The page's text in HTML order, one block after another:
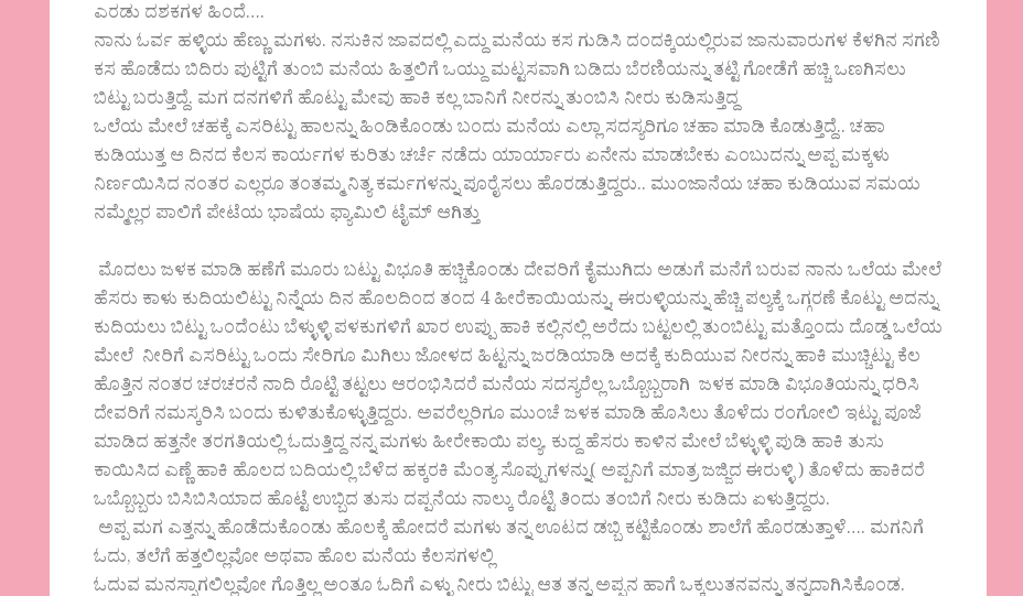
ಎರಡು ದಶಕಗಳ ಹಿಂದೆ….
ನಾನು ಓರ್ವ ಹಳ್ಳಿಯ ಹೆಣ್ಣು ಮಗಳು. ನಸುಕಿನ ಜಾವದಲ್ಲಿ ಎದ್ದು ಮನೆಯ ಕಸ ಗುಡಿಸಿ ದಂದಕ್ಕಿಯಲ್ಲಿರುವ ಜಾನುವಾರುಗಳ ಕೆಳಗಿನ ಸಗಣಿ
ಕಸ ಹೊಡೆದು ಬಿದಿರು ಪುಟ್ಟಿಗೆ ತುಂಬಿ ಮನೆಯ ಹಿತ್ತಲಿಗೆ ಒಯ್ದು ಮಟ್ಟಸವಾಗಿ ಬಡಿದು ಬೆರಣಿಯನ್ನು ತಟ್ಟಿ ಗೋಡೆಗೆ ಹಚ್ಚಿ ಒಣಗಿಸಲು
ಬಿಟ್ಟು ಬರುತ್ತಿದ್ದೆ. ಮಗ ದನಗಳಿಗೆ ಹೊಟ್ಟು ಮೇವು ಹಾಕಿ ಕಲ್ಲ ಬಾನಿಗೆ ನೀರನ್ನು ತುಂಬಿಸಿ ನೀರು ಕುಡಿಸುತ್ತಿದ್ದ
ಒಲೆಯ ಮೇಲೆ ಚಹಕ್ಕೆ ಎಸರಿಟ್ಟು ಹಾಲನ್ನು ಹಿಂಡಿಕೊಂಡು ಬಂದು ಮನೆಯ ಎಲ್ಲಾ ಸದಸ್ಯರಿಗೂ ಚಹಾ ಮಾಡಿ ಕೊಡುತ್ತಿದ್ದೆ.. ಚಹಾ
ಕುಡಿಯುತ್ತ ಆ ದಿನದ ಕೆಲಸ ಕಾರ್ಯಗಳ ಕುರಿತು ಚರ್ಚೆ ನಡೆದು ಯಾರ್ಯಾರು ಏನೇನು ಮಾಡಬೇಕು ಎಂಬುದನ್ನು ಅಪ್ಪ ಮಕ್ಕಳು
ನಿರ್ಣಯಿಸಿದ ನಂತರ ಎಲ್ಲರೂ ತಂತಮ್ಮ ನಿತ್ಯ ಕರ್ಮಗಳನ್ನು ಪೂರೈಸಲು ಹೊರಡುತ್ತಿದ್ದರು.. ಮುಂಜಾನೆಯ ಚಹಾ ಕುಡಿಯುವ ಸಮಯ
ನಮ್ಮೆಲ್ಲರ ಪಾಲಿಗೆ ಪೇಟೆಯ ಭಾಷೆಯ ಫ್ಯಾಮಿಲಿ ಟೈಮ್ ಆಗಿತ್ತು
ಮೊದಲು ಜಳಕ ಮಾಡಿ ಹಣೆಗೆ ಮೂರು ಬಟ್ಟು ವಿಭೂತಿ ಹಚ್ಚಿಕೊಂಡು ದೇವರಿಗೆ ಕೈಮುಗಿದು ಅಡುಗೆ ಮನೆಗೆ ಬರುವ ನಾನು ಒಲೆಯ ಮೇಲೆ
ಹೆಸರು ಕಾಳು ಕುದಿಯಲಿಟ್ಟು ನಿನ್ನೆಯ ದಿನ ಹೊಲದಿಂದ ತಂದ 4 ಹೀರೆಕಾಯಿಯನ್ನು, ಈರುಳ್ಳಿಯನ್ನು ಹೆಚ್ಚಿ ಪಲ್ಯಕ್ಕೆ ಒಗ್ಗರಣೆ ಕೊಟ್ಟು ಅದನ್ನು
ಕುದಿಯಲು ಬಿಟ್ಟು ಒಂದೆಂಟು ಬೆಳ್ಳುಳ್ಳಿ ಪಳಕುಗಳಿಗೆ ಖಾರ ಉಪ್ಪು ಹಾಕಿ ಕಲ್ಲಿನಲ್ಲಿ ಅರೆದು ಬಟ್ಟಲಲ್ಲಿ ತುಂಬಿಟ್ಟು ಮತ್ತೊಂದು ದೊಡ್ಡ ಒಲೆಯ
ಮೇಲೆ ನೀರಿಗೆ ಎಸರಿಟ್ಟು ಒಂದು ಸೇರಿಗೂ ಮಿಗಿಲು ಜೋಳದ ಹಿಟ್ಟನ್ನು ಜರಡಿಯಾಡಿ ಅದಕ್ಕೆ ಕುದಿಯುವ ನೀರನ್ನು ಹಾಕಿ ಮುಚ್ಚಿಟ್ಟು ಕೆಲ
ಹೊತ್ತಿನ ನಂತರ ಚರಚರನೆ ನಾದಿ ರೊಟ್ಟಿ ತಟ್ಟಲು ಆರಂಭಿಸಿದರೆ ಮನೆಯ ಸದಸ್ಯರೆಲ್ಲ ಒಬ್ಬೊಬ್ಬರಾಗಿ ಜಳಕ ಮಾಡಿ ವಿಭೂತಿಯನ್ನು ಧರಿಸಿ
ದೇವರಿಗೆ ನಮಸ್ಕರಿಸಿ ಬಂದು ಕುಳಿತುಕೊಳ್ಳುತ್ತಿದ್ದರು. ಅವರೆಲ್ಲರಿಗೂ ಮುಂಚೆ ಜಳಕ ಮಾಡಿ ಹೊಸಿಲು ತೊಳೆದು ರಂಗೋಲಿ ಇಟ್ಟು ಪೂಜೆ
ಮಾಡಿದ ಹತ್ತನೇ ತರಗತಿಯಲ್ಲಿ ಓದುತ್ತಿದ್ದ ನನ್ನ ಮಗಳು ಹೀರೇಕಾಯಿ ಪಲ್ಯ, ಕುದ್ದ ಹೆಸರು ಕಾಳಿನ ಮೇಲೆ ಬೆಳ್ಳುಳ್ಳಿ ಪುಡಿ ಹಾಕಿ ತುಸು
ಕಾಯಿಸಿದ ಎಣ್ಣೆ ಹಾಕಿ ಹೊಲದ ಬದಿಯಲ್ಲಿ ಬೆಳೆದ ಹಕ್ಕರಕಿ ಮೆಂತ್ಯ ಸೊಪ್ಪುಗಳನ್ನು( ಅಪ್ಪನಿಗೆ ಮಾತ್ರ ಜಜ್ಜಿದ ಈರುಳ್ಳಿ ) ತೊಳೆದು ಹಾಕಿದರೆ
ಒಬ್ಬೊಬ್ಬರು ಬಿಸಿಬಿಸಿಯಾದ ಹೊಟ್ಟೆ ಉಬ್ಬಿದ ತುಸು ದಪ್ಪನೆಯ ನಾಲ್ಕು ರೊಟ್ಟಿ ತಿಂದು ತಂಬಿಗೆ ನೀರು ಕುಡಿದು ಏಳುತ್ತಿದ್ದರು.
ಅಪ್ಪ ಮಗ ಎತ್ತನ್ನು ಹೊಡೆದುಕೊಂಡು ಹೊಲಕ್ಕೆ ಹೋದರೆ ಮಗಳು ತನ್ನ ಊಟದ ಡಬ್ಬಿ ಕಟ್ಟಿಕೊಂಡು ಶಾಲೆಗೆ ಹೊರಡುತ್ತಾಳೆ…. ಮಗನಿಗೆ
ಓದು, ತಲೆಗೆ ಹತ್ತಲಿಲ್ಲವೋ ಅಥವಾ ಹೊಲ ಮನೆಯ ಕೆಲಸಗಳಲ್ಲಿ
ಓದುವ ಮನಸ್ಸಾಗಲಿಲ್ಲವೋ ಗೊತ್ತಿಲ್ಲ ಅಂತೂ ಓದಿಗೆ ಎಳ್ಳು ನೀರು ಬಿಟ್ಟು ಆತ ತನ್ನ ಅಪ್ಪನ ಹಾಗೆ ಒಕ್ಕಲುತನವನ್ನು ತನ್ನದಾಗಿಸಿಕೊಂಡ.